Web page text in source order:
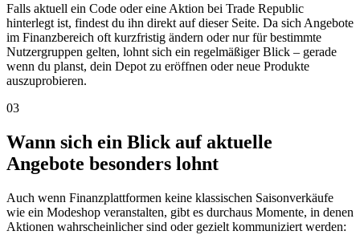
Falls aktuell ein Code oder eine Aktion bei Trade Republic
hinterlegt ist, findest du ihn direkt auf dieser Seite. Da sich Angebote
im Finanzbereich oft kurzfristig ändern oder nur für bestimmte
Nutzergruppen gelten, lohnt sich ein regelmäßiger Blick – gerade
wenn du planst, dein Depot zu eröffnen oder neue Produkte
auszuprobieren.
03
Wann sich ein Blick auf aktuelle
Angebote besonders lohnt
Auch wenn Finanzplattformen keine klassischen Saisonverkäufe
wie ein Modeshop veranstalten, gibt es durchaus Momente, in denen
Aktionen wahrscheinlicher sind oder gezielt kommuniziert werden: